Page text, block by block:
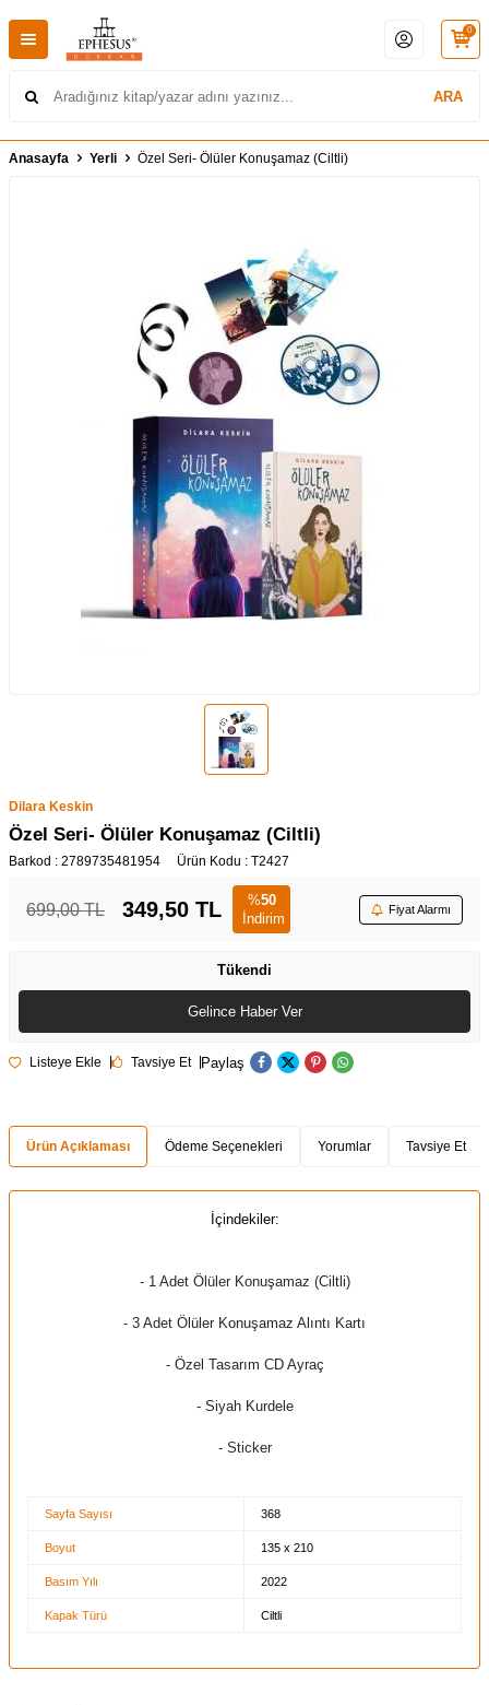
ARA
0
Anasayfa Yerli Özel Seri- Ölüler Konuşamaz (Ciltli)
Dilara Keskin
Özel Seri- Ölüler Konuşamaz (Ciltli)
Barkod : 2789735481954 Ürün Kodu : T2427
699,00TL 349,50 TL %50
İndirim
Fiyat Alarmı
Tükendi
Gelince Haber Ver
Listeye Ekle Tavsiye Et Paylaş
Ürün Açıklaması Ödeme Seçenekleri Yorumlar Tavsiye Et
İçindekiler:
- 1 Adet Ölüler Konuşamaz (Ciltli)
- 3 Adet Ölüler Konuşamaz Alıntı Kartı
- Özel Tasarım CD Ayraç
- Siyah Kurdele
- Sticker
Sayfa Sayısı 368
Boyut 135 x 210
Basım Yılı 2022
Kapak Türü Ciltli